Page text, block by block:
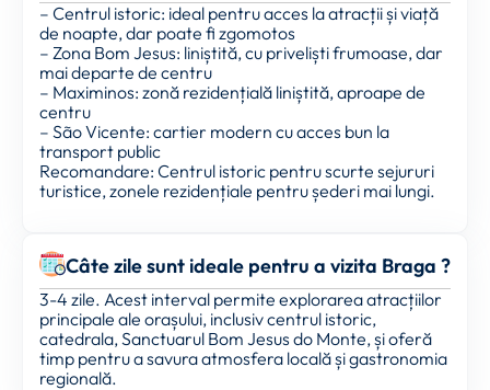
– Centrul istoric: ideal pentru acces la atracții și viață
de noapte, dar poate fi zgomotos
– Zona Bom Jesus: liniștită, cu priveliști frumoase, dar
mai departe de centru
– Maximinos: zonă rezidențială liniștită, aproape de
centru
– São Vicente: cartier modern cu acces bun la
transport public
Recomandare: Centrul istoric pentru scurte sejururi
turistice, zonele rezidențiale pentru șederi mai lungi.
Câte zile sunt ideale pentru a vizita Braga ?
3-4 zile. Acest interval permite explorarea atracțiilor
principale ale orașului, inclusiv centrul istoric,
catedrala, Sanctuarul Bom Jesus do Monte, și oferă
timp pentru a savura atmosfera locală și gastronomia
regională.